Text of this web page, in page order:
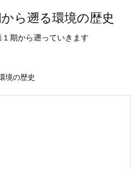
ら遡る環境の歴史
期から遡っていきます
境の歴史